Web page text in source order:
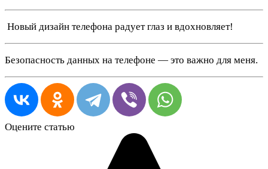
️ Новый дизайн телефона радует глаз и вдохновляет!
Безопасность данных на телефоне — это важно для меня.
Оцените статью